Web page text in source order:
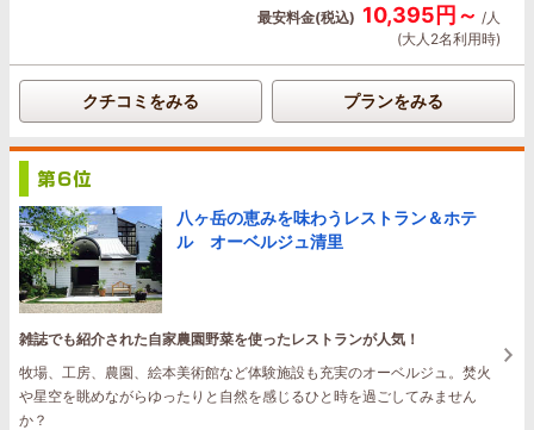
最安料金(税込) 10,395円～ /人
(大人2名利用時)
クチコミをみる プランをみる
八ヶ岳の恵みを味わうレストラン＆ホテ
ル オーベルジュ清里
雑誌でも紹介された自家農園野菜を使ったレストランが人気！
牧場、工房、農園、絵本美術館など体験施設も充実のオーベルジュ。焚火
や星空を眺めながらゆったりと自然を感じるひと時を過ごしてみません
か？